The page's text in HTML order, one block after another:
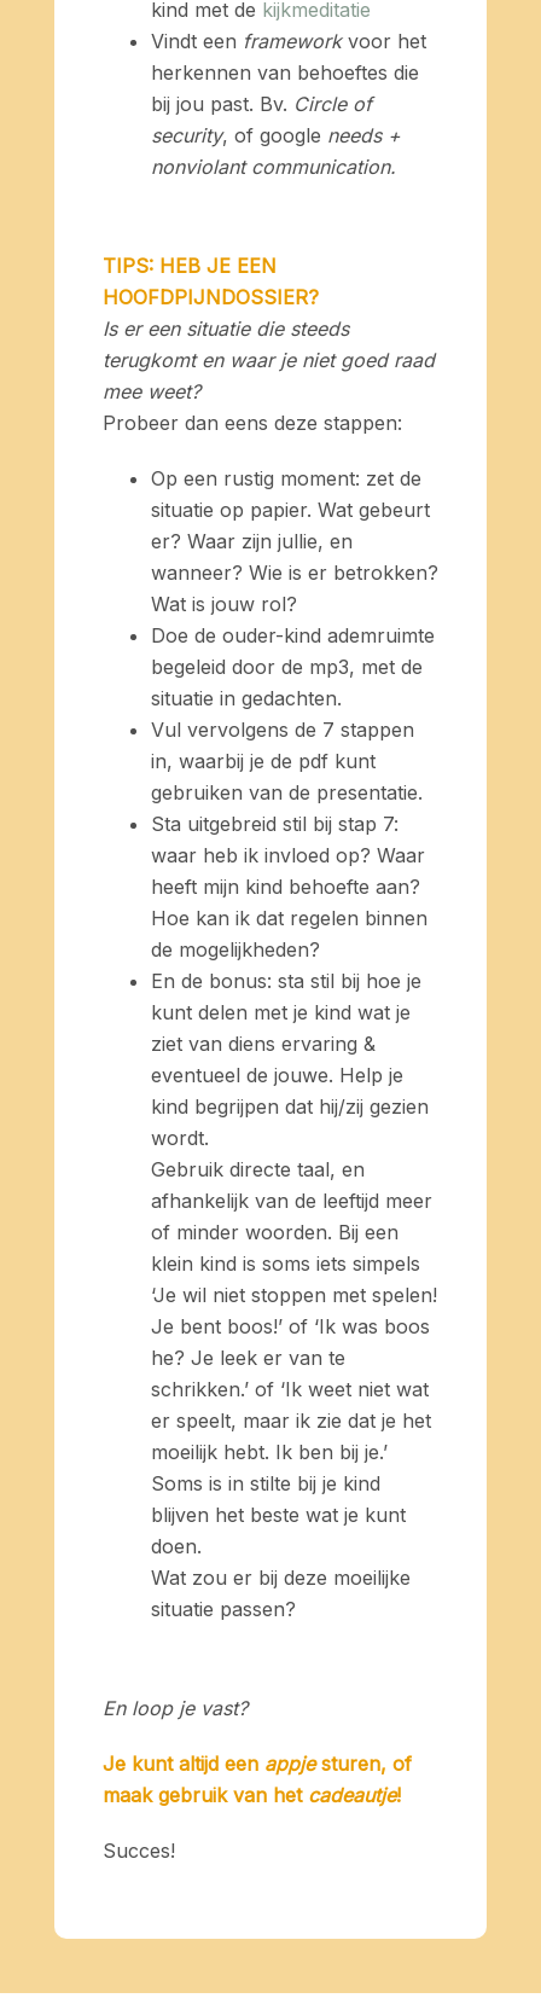
kind met de kijkmeditatie
Vindt een frameworkvoor het
herkennen van behoeftes die
bij jou past. Bv. Circle of
security, of google needs +
nonviolant communication.
TIPS: HEB JE EEN
HOOFDPIJNDOSSIER?
Is er een situatie die steeds
terugkomt en waar je niet goed raad
mee weet?
Probeer dan eens deze stappen:
Op een rustig moment: zet de
situatie op papier. Wat gebeurt
er? Waar zijn jullie, en
wanneer? Wie is er betrokken?
Wat is jouw rol?
Doe de ouder-kind ademruimte
begeleid door de mp3, met de
situatie in gedachten.
Vul vervolgens de 7 stappen
in, waarbij je de pdf kunt
gebruiken van de presentatie.
Sta uitgebreid stil bij stap 7:
waar heb ik invloed op? Waar
heeft mijn kind behoefte aan?
Hoe kan ik dat regelen binnen
de mogelijkheden?
En de bonus: sta stil bij hoe je
kunt delen met je kind wat je
ziet van diens ervaring &
eventueel de jouwe. Help je
kind begrijpen dat hij/zij gezien
wordt.
Gebruik directe taal, en
afhankelijk van de leeftijd meer
of minder woorden. Bij een
klein kind is soms iets simpels
‘Je wil niet stoppen met spelen!
Je bent boos!’ of ‘Ik was boos
he? Je leek er van te
schrikken.’ of ‘Ik weet niet wat
er speelt, maar ik zie dat je het
moeilijk hebt. Ik ben bij je.’
Soms is in stilte bij je kind
blijven het beste wat je kunt
doen.
Wat zou er bij deze moeilijke
situatie passen?
En loop je vast?
Je kunt altijd een appjesturen, of
maak gebruik van het cadeautje!
Succes!